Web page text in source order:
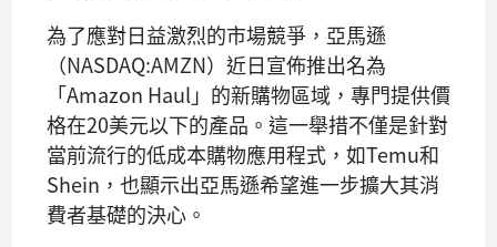
為了應對日益激烈的市場競爭，亞馬遜
（NASDAQ:AMZN）近日宣佈推出名為
「Amazon Haul」的新購物區域，專門提供價
格在20美元以下的產品。這一舉措不僅是針對
當前流行的低成本購物應用程式，如Temu和
Shein，也顯示出亞馬遜希望進一步擴大其消
費者基礎的決心。